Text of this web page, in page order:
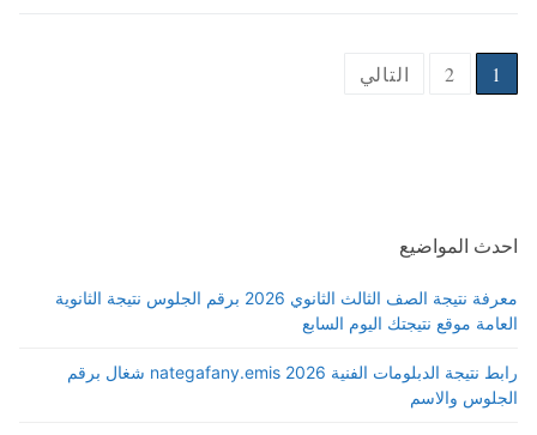
Posts
1
2 التالي
احدث المواضيع
معرفة نتيجة الصف الثالث الثانوي 2026 برقم الجلوس نتيجة الثانوية
العامة موقع نتيجتك اليوم السابع
رابط نتيجة الدبلومات الفنية 2026 nategafany.emis شغال برقم
الجلوس والاسم